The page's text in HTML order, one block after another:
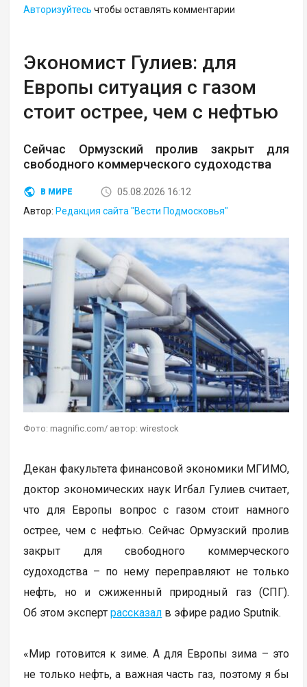
Авторизуйтесь чтобы оставлять комментарии
Экономист Гулиев: для
Европы ситуация с газом
стоит острее, чем с нефтью
Сейчас Ормузский пролив закрыт для
свободного коммерческого судоходства
В МИРЕ
05.08.2026 16:12
Автор: Редакция сайта "Вести Подмосковья"
Фото: magnific.com/ автор: wirestock
Декан факультета финансовой экономики МГИМО,
доктор экономических наук Игбал Гулиев считает,
что для Европы вопрос с газом стоит намного
острее, чем с нефтью. Сейчас Ормузский пролив
закрыт для свободного коммерческого
судоходства – по нему переправляют не только
нефть, но и сжиженный природный газ (СПГ).
Об этом экспертрассказал в эфире радио Sputnik.
«Мир готовится к зиме. А для Европы зима – это
не только нефть, а важная часть газ, поэтому я бы